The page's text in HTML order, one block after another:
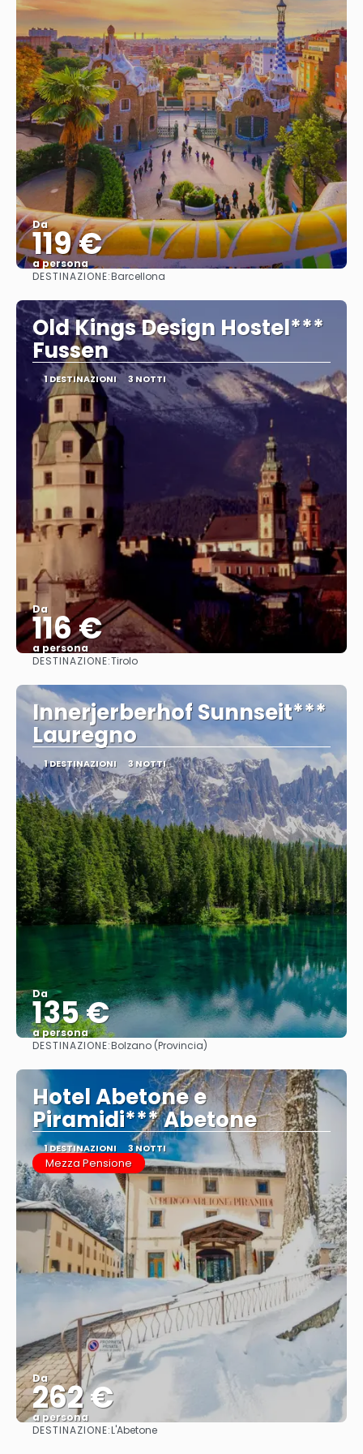
Da
119 €
a persona
Vedere
DESTINAZIONE:Barcellona
Old Kings Design Hostel***
Fussen
1 DESTINAZIONI 3 NOTTI
Da
116 €
a persona
DESTINAZIONE:Tirolo
Innerjerberhof Sunnseit***
Lauregno
1 DESTINAZIONI 3 NOTTI
Da
135 €
a persona
Vedere
DESTINAZIONE:Bolzano (Provincia)
Hotel Abetone e
Piramidi*** Abetone
1 DESTINAZIONI 3 NOTTI
Mezza Pensione
Da
262 €
a persona
DESTINAZIONE:L'Abetone